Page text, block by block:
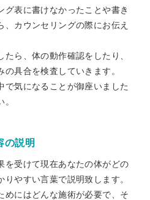
グ表に書けなかったことや書き
カウンセリングの際にお伝え
ら、体の動作確認をしたり、
具合を検査していきます。
で気になることが御座いました
説明
を受けて現在あなたの体がどの
やすい言葉で説明致します。
めにはどんな施術が必要で、そ